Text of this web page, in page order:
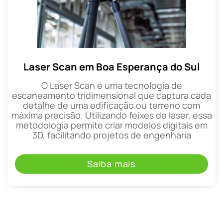
Laser Scan em Boa Esperança do Sul
O Laser Scan é uma tecnologia de
escaneamento tridimensional que captura cada
detalhe de uma edificação ou terreno com
máxima precisão. Utilizando feixes de laser, essa
metodologia permite criar modelos digitais em
3D, facilitando projetos de engenharia
Saiba mais